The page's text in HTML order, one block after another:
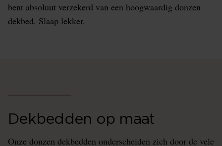
bent absoluut verzekerd van een hoogwaardig donzen
dekbed. Slaap lekker.
Dekbedden op maat
Onze donzen dekbedden onderscheiden zich door de vele